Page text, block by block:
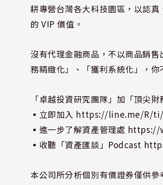
耕專營台灣各大科技園區，以認
的 VIP 價值。
沒有代理金融商品，不以商品銷
務精緻化」、「獲利系統化」，
「卓越投資研究團隊」加「頂尖
▪立即加入 https://line.me/R/ti/
▪進一步了解資產管理處 https://
▪收聽「資產匯談」Podcast
本公司所分析個別有價證券僅供